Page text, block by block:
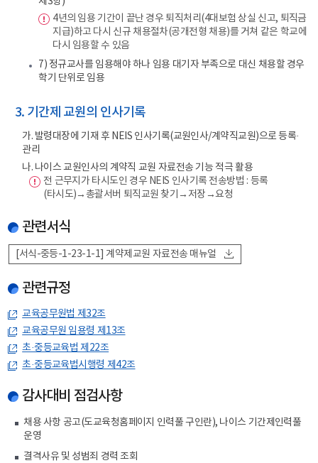
4년의 임용 기간이 끝난 경우 퇴직처리(4대보험 상실 신고, 퇴직금
지급)하고 다시 신규 채용절차(공개전형 채용)를 거쳐 같은 학교에
다시 임용할 수 있음
7) 정규교사를 임용해야 하나 임용 대기자 부족으로 대신 채용할 경우
학기 단위로 임용
3. 기간제 교원의 인사기록
가. 발령대장에 기재 후 NEIS 인사기록(교원인사/계약직교원)으로 등록·
관리
나. 나이스 교원인사의 계약직 교원 자료전송 기능 적극 활용
전 근무지가 타시도인 경우 NEIS 인사기록 전송방법 : 등록
(타시도)→총괄서버 퇴직교원 찾기→저장→요청
관련서식
[서식-중등-1-23-1-1] 계약제교원 자료전송 매뉴얼
관련규정
교육공무원법 제32조
교육공무원 임용령 제13조
초·중등교육법 제22조
초·중등교육법시행령 제42조
감사대비 점검사항
채용 사항 공고(도교육청홈페이지 인력풀 구인란), 나이스 기간제인력풀
운영
결격사유 및 성범죄 경력 조회